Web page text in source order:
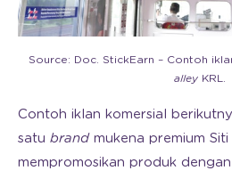
Source: Doc. StickEarn – Contoh
alley KRL.
Contoh iklan komersial
satu brand mukena premium
mempromosikan produk